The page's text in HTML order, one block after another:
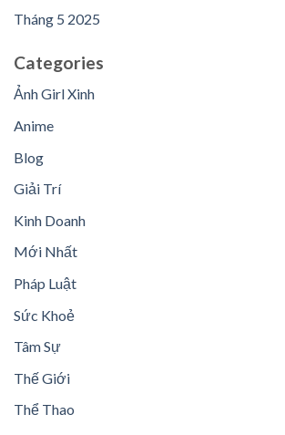
Tháng 5 2025
Categories
Ảnh Girl Xinh
Anime
Blog
Giải Trí
Kinh Doanh
Mới Nhất
Pháp Luật
Sức Khoẻ
Tâm Sự
Thế Giới
Thể Thao